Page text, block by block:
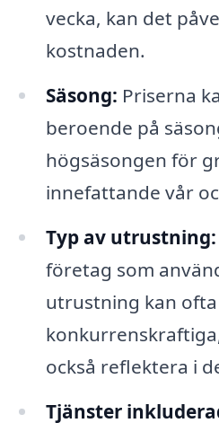
vecka, kan det
kostnaden.
Säsong: Priserna
beroende på
högsäsongen för
innefattande vår
Typ av utrustning:
företag som
utrustning kan
också reflektera i
Tjänster